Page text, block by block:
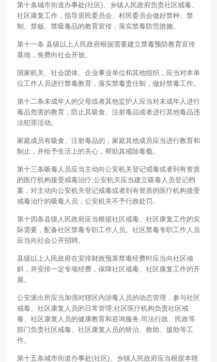
第十条城市街道办事处(社区)、乡镇人民政府负责社区戒毒、
社区康复工作，指导居民委员会、村民委员会做好禁种、禁
制、禁贩、禁吸毒品的教育宣传，落实禁毒防范措施。
第十一条 县级以上人民政府根据需要建立禁毒预防教育宣传
基地，免费向社会开放。
国家机关、社会团体、企业事业单位和其他组织，应当对本单
位工作人员进行禁毒教育，落实禁毒责任制，做好禁毒工作。
第十二条未成年人的父母或者其他监护人应当对未成年人进行
毒品危害的教育，防止其吸食、注射毒品或者进行其他毒品违
法犯罪活动。
家庭成员有吸食、注射毒品的，家庭其他成员应当进行教育和
制止，并给予生活上的关心，帮助其戒除毒瘾。
第十三条吸毒人员应当主动向公安机关登记戒毒或者到有资质
的医疗机构接受戒毒治疗;公安机关应当建立吸毒人员登记档
案，对主动向公安机关登记戒毒或者到有资质的医疗机构接受
戒毒治疗的吸毒人员，公安机关不予行政处罚。
第十四条县级人民政府应当根据社区戒毒、社区康复工作的实
际需要，配备社区禁毒专职工作人员。社区禁毒专职工作人员
应当向社会公开招聘。
县级以上人民政府在安排财政预算禁毒经费时应当向社区倾
斜，并安排一定专项经费，保障社区戒毒、社区康复工作的开
展。
公安派出所应当加强对辖区内涉毒人员的动态管理，参与社区
戒毒、社区康复人员的日常管理;社区医疗机构负责社区戒
毒、社区康复人员的健康教育和咨询服务;司法行政、民政等
部门负责社区戒毒、社区康复人员的矫治、救助、援助等工
作。
第十五条城市街道办事处(社区)、乡镇人民政府应当根据本辖